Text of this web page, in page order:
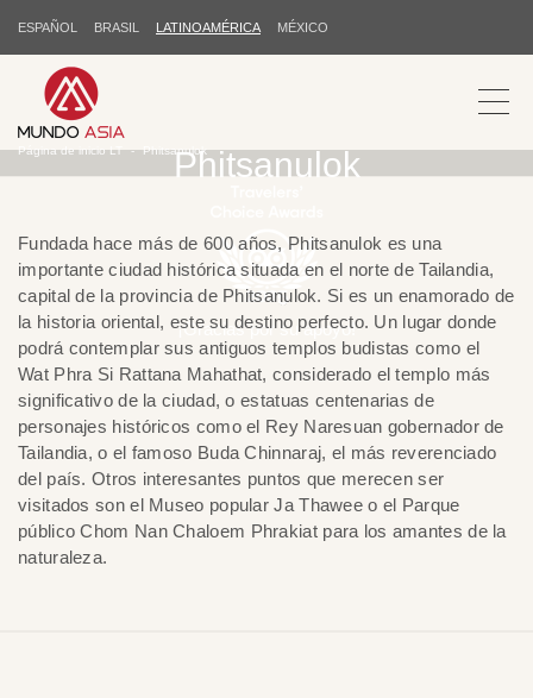
ESPAÑOL BRASIL LATINOAMÉRICA MÉXICO
Phitsanulok
Página de inicio LT Phitsanulok
¡Gracias por su apoyo!
Fundada hace más de 600 años, Phitsanulok es una
importante ciudad histórica situada en el norte de Tailandia,
capital de la provincia de Phitsanulok. Si es un enamorado de
la historia oriental, este su destino perfecto. Un lugar donde
podrá contemplar sus antiguos templos budistas como el
Wat Phra Si Rattana Mahathat, considerado el templo más
significativo de la ciudad, o estatuas centenarias de
personajes históricos como el Rey Naresuan gobernador de
Tailandia, o el famoso Buda Chinnaraj, el más reverenciado
del país. Otros interesantes puntos que merecen ser
visitados son el Museo popular Ja Thawee o el Parque
público Chom Nan Chaloem Phrakiat para los amantes de la
naturaleza.